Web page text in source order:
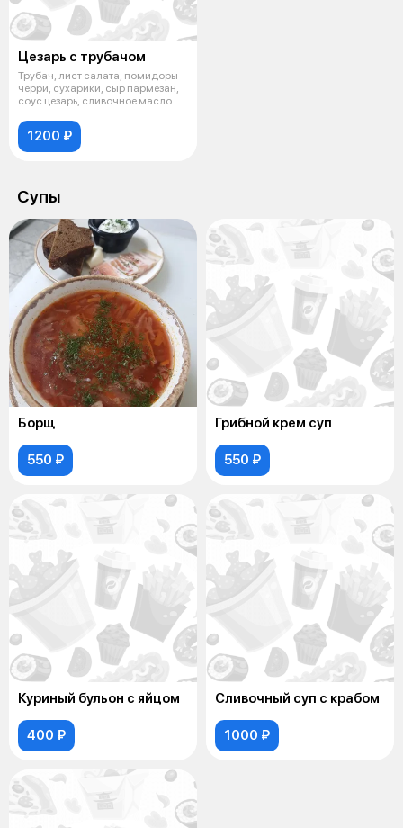
Цезарь с трубачом
Трубач, лист салата, помидоры
черри, сухарики, сыр пармезан,
соус цезарь, сливочное масло
1200 ₽
Супы
Борщ
550 ₽
Грибной крем суп
550 ₽
Куриный бульон с яйцом
400 ₽
Сливочный суп с крабом
1000 ₽